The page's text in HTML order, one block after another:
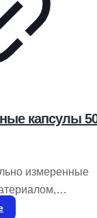
капсулы
измеренные
гамма-2 и ртути